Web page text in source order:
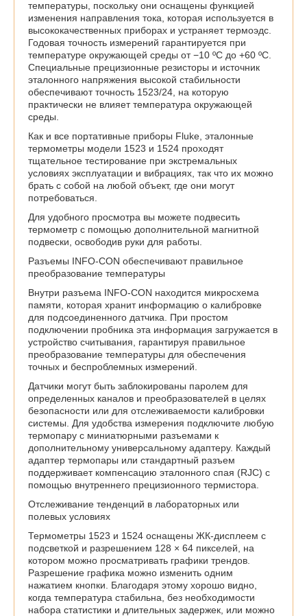
температуры, поскольку они оснащены функцией
изменения направления тока, которая используется в
высококачественных приборах и устраняет термоэдс.
Годовая точность измерений гарантируется при
температуре окружающей среды от −10 ºC до +60 ºC.
Специальные прецизионные резисторы и источник
эталонного напряжения высокой стабильности
обеспечивают точность 1523/24, на которую
практически не влияет температура окружающей
среды.
Как и все портативные приборы Fluke, эталонные
термометры модели 1523 и 1524 проходят
тщательное тестирование при экстремальных
условиях эксплуатации и вибрациях, так что их можно
брать с собой на любой объект, где они могут
потребоваться.
Для удобного просмотра вы можете подвесить
термометр с помощью дополнительной магнитной
подвески, освободив руки для работы.
Разъемы INFO-CON обеспечивают правильное
преобразование температуры
Внутри разъема INFO-CON находится микросхема
памяти, которая хранит информацию о калибровке
для подсоединенного датчика. При простом
подключении пробника эта информация загружается в
устройство считывания, гарантируя правильное
преобразование температуры для обеспечения
точных и беспроблемных измерений.
Датчики могут быть заблокированы паролем для
определенных каналов и преобразователей в целях
безопасности или для отслеживаемости калибровки
системы. Для удобства измерения подключите любую
термопару с миниатюрными разъемами к
дополнительному универсальному адаптеру. Каждый
адаптер термопары или стандартный разъем
поддерживает компенсацию эталонного спая (RJC) с
помощью внутреннего прецизионного термистора.
Отслеживание тенденций в лабораторных или
полевых условиях
Термометры 1523 и 1524 оснащены ЖК-дисплеем с
подсветкой и разрешением 128 × 64 пикселей, на
котором можно просматривать графики трендов.
Разрешение графика можно изменить одним
нажатием кнопки. Благодаря этому хорошо видно,
когда температура стабильна, без необходимости
набора статистики и длительных задержек, или можно